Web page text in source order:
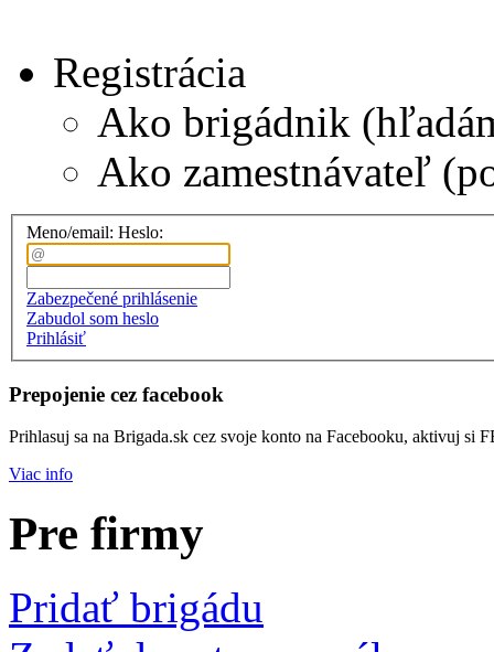
Registrácia
Ako brigádnik
Ako zamestnávateľ
Meno/email: Heslo:
Zabezpečené prihlásenie
Zabudol som heslo
Prihlásiť
Prepojenie cez facebook
Prihlasuj sa na Brigada.sk cez svoje konto na Facebooku, aktivuj si
Viac info
Pre firmy
Pridať brigádu